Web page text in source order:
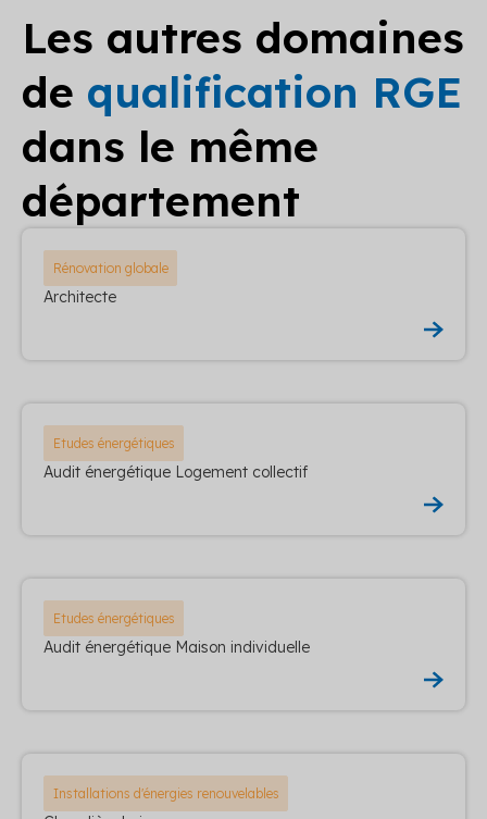
Les autres domaines
de qualification RGE
dans le même
département
Rénovation globale
Architecte
Etudes énergétiques
Audit énergétique Logement collectif
Etudes énergétiques
Audit énergétique Maison individuelle
Installations d'énergies renouvelables